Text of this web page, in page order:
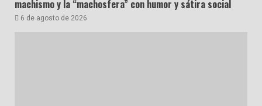
machismo y la “machosfera” con humor y sátira social
6 de agosto de 2026